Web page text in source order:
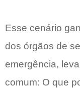
Esse cenário
dos órgãos de
emergência,
comum: O que